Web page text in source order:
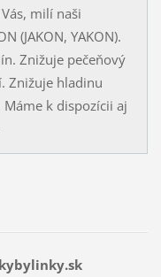
milí naši
(JAKON, YAKON).
Znižuje pečeňový
Znižuje hladinu
k dispozícii aj